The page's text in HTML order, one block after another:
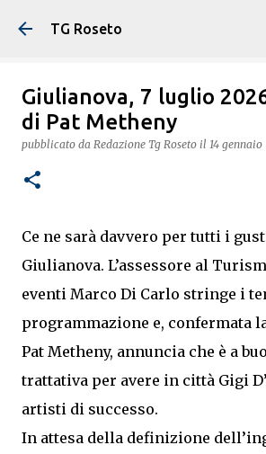
Passa ai contenuti
TG Roseto
Giulianova, 7 luglio
di Pat Metheny
pubblicato da Redazione Tg Roseto il 14 gennaio
Ce ne sarà davvero per tutti i
Giulianova. L’assessore al
eventi Marco Di Carlo stringe i
programmazione e, confermata
Pat Metheny, annuncia che è a
trattativa per avere in città Gigi
artisti di successo.
In attesa della definizione